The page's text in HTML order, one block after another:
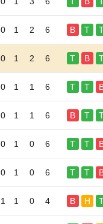
0 1 2 6 B T
0 1 2 6 T B
0 1 1 6 T T
0 1 1 6 B T
0 1 0 6 T T
0 1 0 6 T T
1 1 0 4 B H